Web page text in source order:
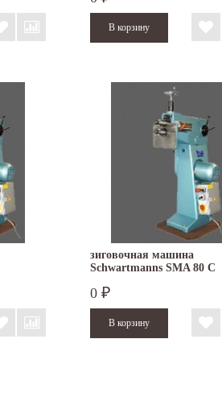
зиговочная машина
Schwartmanns SMA 80 C
0 ₽